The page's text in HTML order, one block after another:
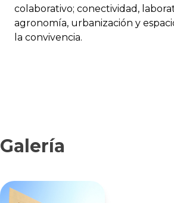
colaborativo; conectividad,
agronomía, urbanización y
la convivencia.
Galería